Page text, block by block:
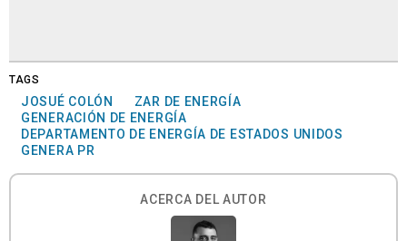
TAGS
JOSUÉ COLÓN
ZAR DE ENERGÍA
GENERACIÓN DE ENERGÍA
DEPARTAMENTO DE ENERGÍA DE ESTADOS UNIDOS
GENERA PR
ACERCA DEL AUTOR